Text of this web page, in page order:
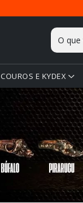
COUROS E KYDEX